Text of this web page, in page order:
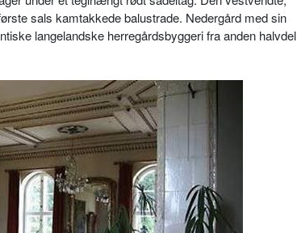
sals kamtakkede balustrade. Nedergård med sin
langelandske herregårdsbyggeri fra anden halvdel